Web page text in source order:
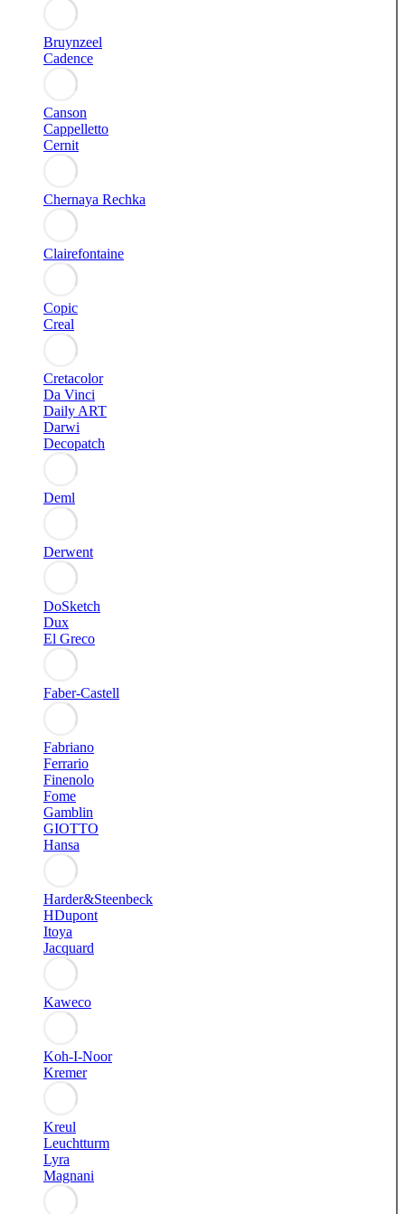
Bruynzeel
Cadence
Canson
Cappelletto
Cernit
Chernaya Rechka
Clairefontaine
Copic
Creal
Cretacolor
Da Vinci
Daily ART
Darwi
Decopatch
Deml
Derwent
DoSketch
Dux
El Greco
Faber-Castell
Fabriano
Ferrario
Finenolo
Fome
Gamblin
GIOTTO
Hansa
Harder&Steenbeck
HDupont
Itoya
Jacquard
Kaweco
Koh-I-Noor
Kremer
Kreul
Leuchtturm
Lyra
Magnani